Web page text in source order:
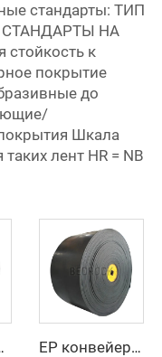
стандарты: ТИП
НА
к
покрытие
до
Шкала
лент HR = NB
горнодобывающей промышленности EP конвейерный ремень – тяжелый, износостойкий, термостойкий для промышленной транспортировки материалов